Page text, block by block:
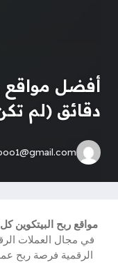
دقائق (لم
مواقع ربح البيتكوين كل 5 دقائق
في مجال العملات
الرقمية فرصة ربح